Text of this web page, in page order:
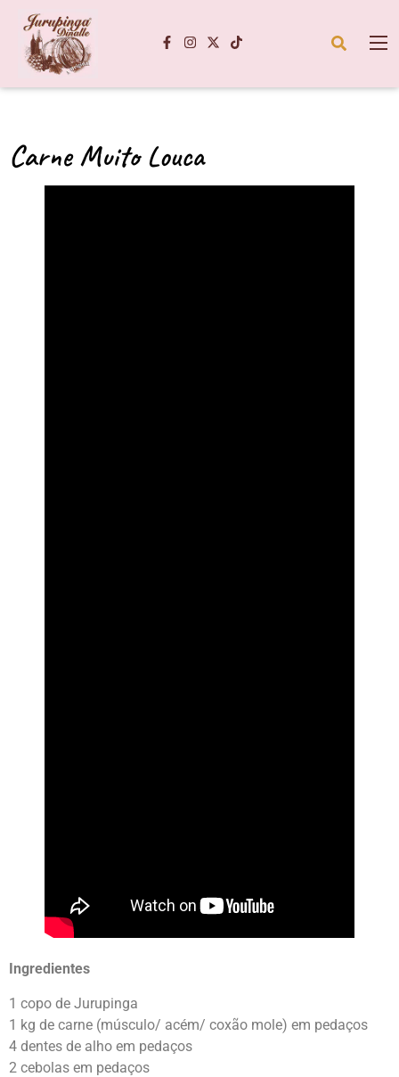
Carne Muito Louca
Ingredientes
1 copo de Jurupinga
1 kg de carne (músculo/ acém/ coxão mole) em pedaços
4 dentes de alho em pedaços
2 cebolas em pedaços